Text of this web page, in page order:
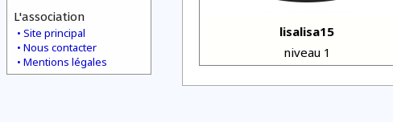
L'association
Site principal
Nous contacter
Mentions légales
lisalisa15
niveau 1